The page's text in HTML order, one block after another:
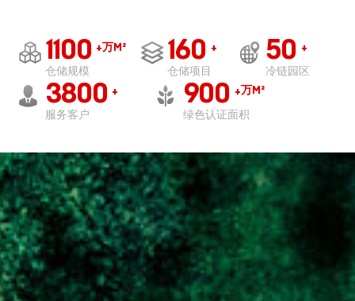
1100 +万M²
仓储规模
160 +
仓储项目
50 +
冷链园区
3800 +
服务客户
900 +万M²
绿色认证面积